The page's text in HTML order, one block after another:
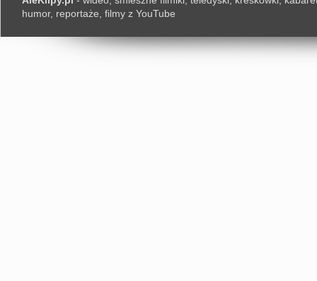
humor, reportaże, filmy z YouTube